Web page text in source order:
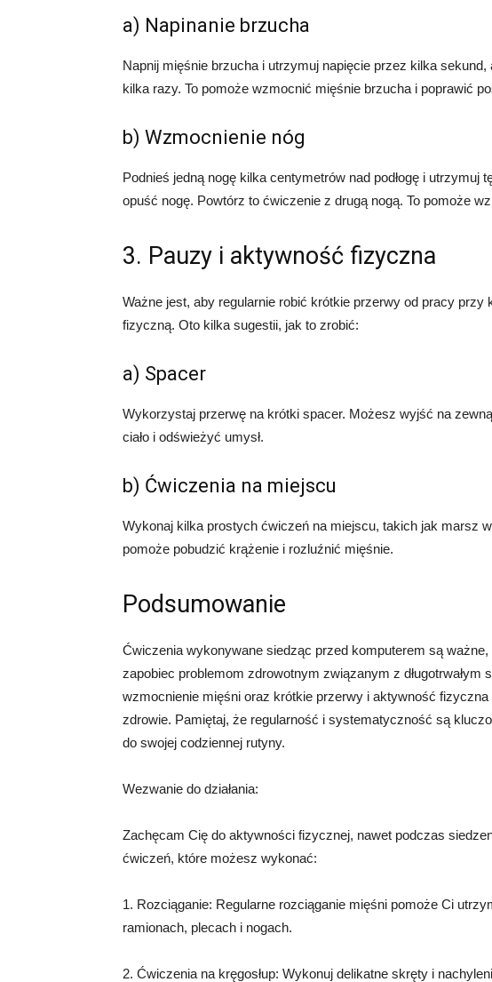
a) Napinanie brzucha
Napnij mięśnie brzucha i utrzymuj napięcie przez kilka
kilka razy. To pomoże wzmocnić mięśnie brzucha i poprawić
b) Wzmocnienie nóg
Podnieś jedną nogę kilka centymetrów nad podłogę i utrzymuj
opuść nogę. Powtórz to ćwiczenie z drugą nogą. To pomoże
3. Pauzy i aktywność fizyczna
Ważne jest, aby regularnie robić krótkie przerwy od pracy
fizyczną. Oto kilka sugestii, jak to zrobić:
a) Spacer
Wykorzystaj przerwę na krótki spacer. Możesz wyjść na
ciało i odświeżyć umysł.
b) Ćwiczenia na miejscu
Wykonaj kilka prostych ćwiczeń na miejscu, takich jak marsz
pomoże pobudzić krążenie i rozluźnić mięśnie.
Podsumowanie
Ćwiczenia wykonywane siedząc przed komputerem są
zapobiec problemom zdrowotnym związanym z długotrwałym
wzmocnienie mięśni oraz krótkie przerwy i aktywność
zdrowie. Pamiętaj, że regularność i systematyczność są
do swojej codziennej rutyny.
Wezwanie do działania:
Zachęcam Cię do aktywności fizycznej, nawet podczas
ćwiczeń, które możesz wykonać:
1. Rozciąganie: Regularne rozciąganie mięśni pomoże Ci
ramionach, plecach i nogach.
2. Ćwiczenia na kręgosłup: Wykonuj delikatne skręty i